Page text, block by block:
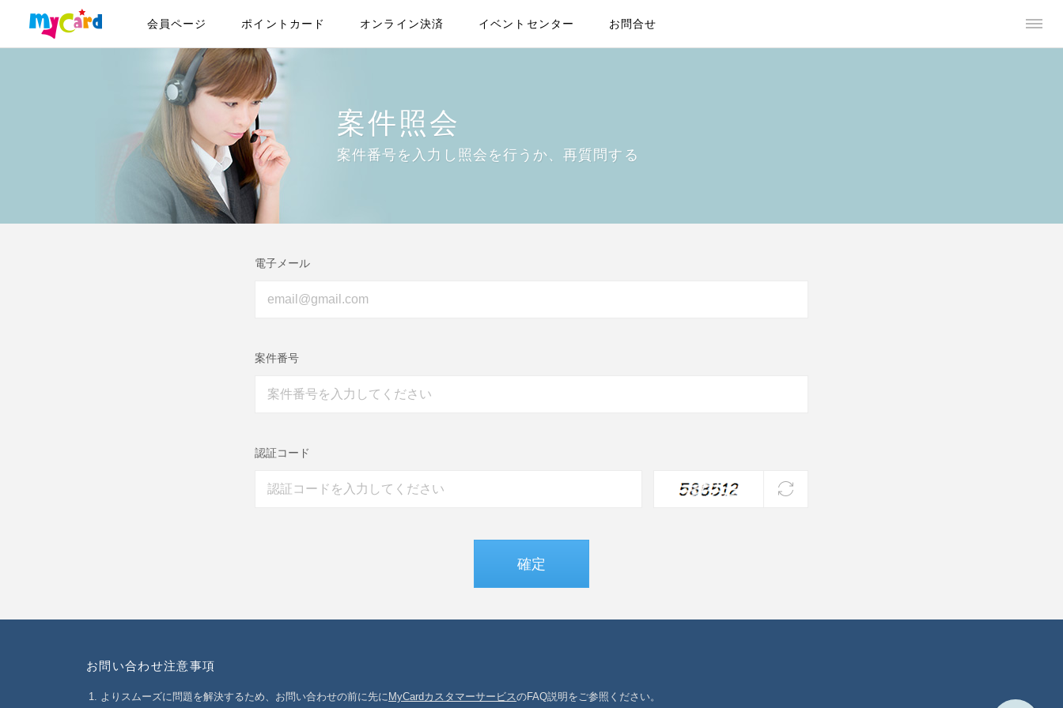
会員ページ ポイントカード オンライン決済 イベントセンター お問合せ
案件照会
案件番号を入力し照会を行うか、再質問する
電子メール
案件番号
認証コード
お問い合わせ注意事項
よりスムーズに問題を解決するため、お問い合わせの前に先に MyCardカスタマーサービスのFAQ説明をご参照ください。